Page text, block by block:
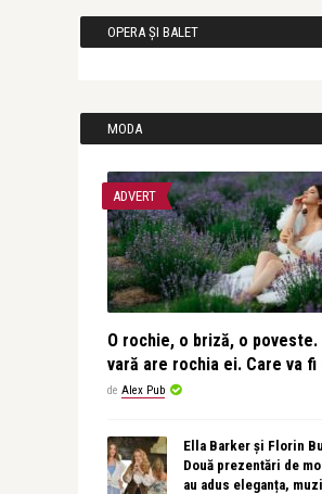
OPERA ȘI BALET
MODA
ADVERT
O rochie, o briză, o poveste.
vară are rochia ei. Care va fi
de Alex Pub
Ella Barker și Florin
Două prezentări de
au adus eleganța,